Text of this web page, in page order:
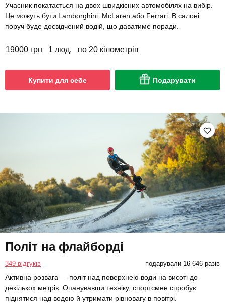
Учасник покатається на двох швидкісних автомобілях на вибір.
Це можуть бути Lamborghini, McLaren або Ferrari. В салоні
поруч буде досвідчений водій, що даватиме поради.
19000 грн 1 люд. по 20 кілометрів
Купити для себе Подарувати
Політ на флайборді
349 відгуків подарували 16 646 разів
Активна розвага — політ над поверхнею води на висоті до
декількох метрів. Опанувавши техніку, спортсмен спробує
піднятися над водою й утримати рівновагу в повітрі.